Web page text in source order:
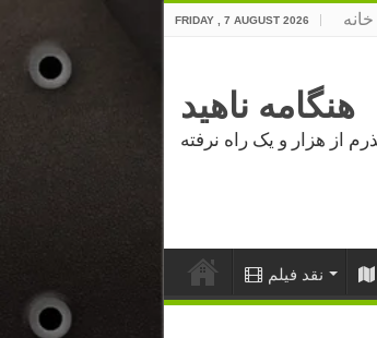
FRIDAY , 7 AUGUST 2026 خانه
هنگامه ناهید
نقد فیلم